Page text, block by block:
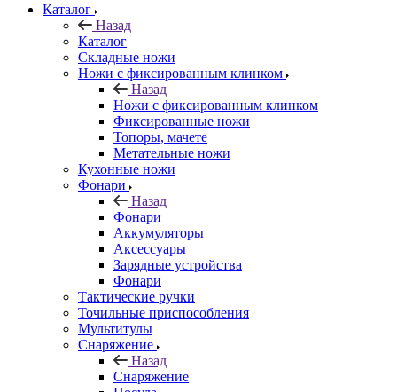
Каталог
Назад
Каталог
Складные ножи
Ножи с фиксированным клинком
Назад
Ножи с фиксированным клинком
Фиксированные ножи
Топоры, мачете
Метательные ножи
Кухонные ножи
Фонари
Назад
Фонари
Аккумуляторы
Аксессуары
Зарядные устройства
Фонари
Тактические ручки
Точильные приспособления
Мультитулы
Снаряжение
Назад
Снаряжение